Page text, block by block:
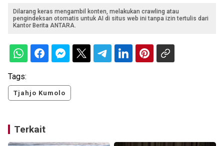
Dilarang keras mengambil konten, melakukan crawling atau
pengindeksan otomatis untuk AI di situs web ini tanpa izin tertulis dari
Kantor Berita ANTARA.
Tags:
Tjahjo Kumolo
Terkait